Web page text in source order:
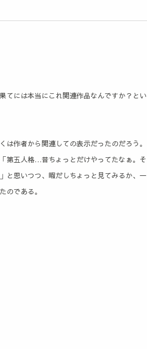
てには本当にこれ関連作品なんですか？とい
作者から関連しての表示だったのだろう。
第五人格…昔ちょっとだけやってたなぁ。そ
と思いつつ、暇だしちょっと見てみるか、一
のである。